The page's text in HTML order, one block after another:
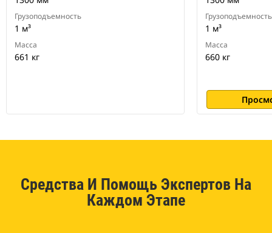
Грузоподъемность
1 м³
Масса
661 кг
Грузоподъемность
1 м³
Масса
660 кг
Средства И Помощь Экспертов На
Каждом Этапе